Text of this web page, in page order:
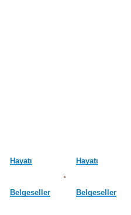
Hayatı
Belgeseller
Hayatı
Belgeseller